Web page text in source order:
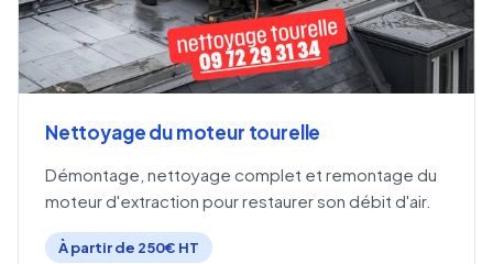
Nettoyage du moteur tourelle
Démontage, nettoyage complet et remontage du
moteur d'extraction pour restaurer son débit d'air.
À partir de 250€ HT